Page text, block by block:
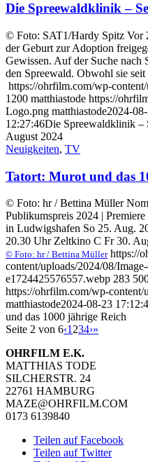
Die Spreewaldklinik –
© Foto: SAT1/Hardy Spitz Vor
der Geburt zur Adoption
Gewissen. Auf der Suche nach
den Spreewald. Obwohl sie
https://ohrfilm.com/wp-
1200 matthiastode https://
Logo.png matthiastode2024-
12:27:46Die Spreewaldklinik –
August 2024
Neuigkeiten, TV
Tatort: Murot und das
© Foto: hr / Bettina Müller
Publikumspreis 2024 |
in Ludwigshafen So 25. Aug.
20.30 Uhr Zeltkino C Fr 30.
© Foto: hr / Bettina Müller https://
content/uploads/2024/08/
e1724425576557.webp 283
https://ohrfilm.com/wp-
matthiastode2024-08-23
und das 1000 jährige Reich
Seite 2 von 6‹1 234›»
OHRFILM E.K.
MATTHIAS TODE
SILCHERSTR. 24
22761 HAMBURG
MAZE@OHRFILM.COM
0173 6139840
Teilen auf Facebook
Teilen auf Twitter